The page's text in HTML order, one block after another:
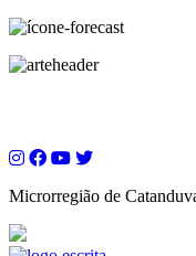
Microrregião de